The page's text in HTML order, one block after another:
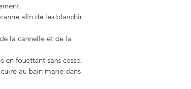
afin de les blanchir
la cannelle et de la
en fouettant sans cesse.
au bain marie dans